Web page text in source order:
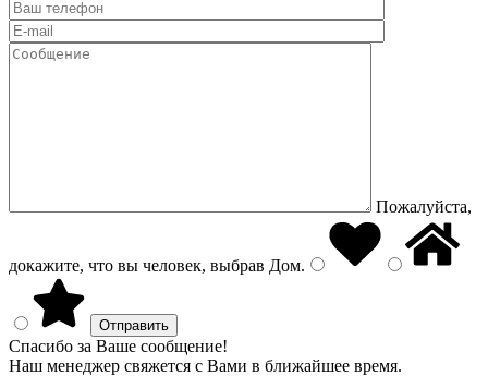
Пожалуйста,
докажите, что вы человек, выбрав Дом.
Спасибо за Ваше сообщение!
Наш менеджер свяжется с Вами в ближайшее время.